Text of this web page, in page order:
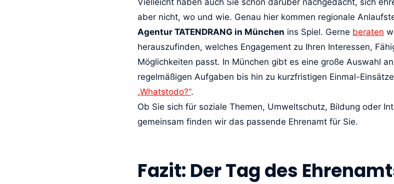
aber nicht, wo und wie. Genau hier kommen regionale
Agentur TATENDRANG in München ins Spiel. Gerne beraten
herauszufinden, welches Engagement zu Ihren Interessen,
Möglichkeiten passt. In München gibt es eine große Auswahl
regelmäßigen Aufgaben bis hin zu kurzfristigen Einmal-
„Whatstodo?“.
Ob Sie sich für soziale Themen, Umweltschutz, Bildung oder
gemeinsam finden wir das passende Ehrenamt für Sie.
Fazit: Der Tag des